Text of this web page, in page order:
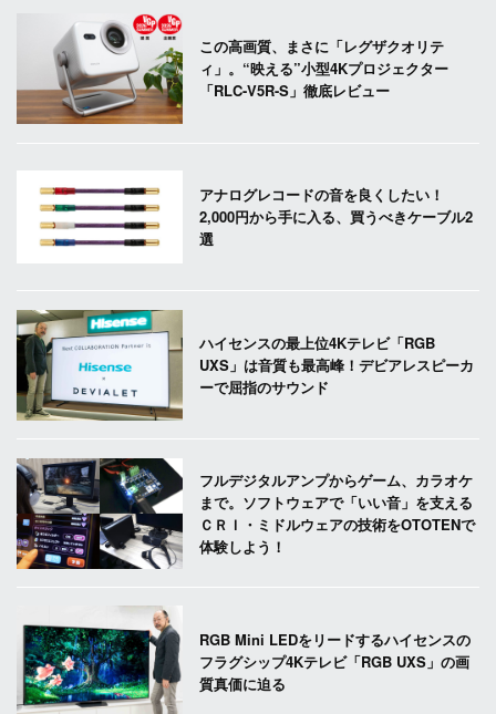
この高画質、まさに「レグザクオリテ
ィ」。“映える”小型4Kプロジェクター
「RLC-V5R-S」徹底レビュー
アナログレコードの音を良くしたい！
2,000円から手に入る、買うべきケーブル2
選
ハイセンスの最上位4Kテレビ「RGB
UXS」は音質も最高峰！デビアレスピーカ
ーで屈指のサウンド
フルデジタルアンプからゲーム、カラオケ
まで。ソフトウェアで「いい音」を支える
ＣＲＩ・ミドルウェアの技術をOTOTENで
体験しよう！
RGB Mini LEDをリードするハイセンスの
フラグシップ4Kテレビ「RGB UXS」の画
質真価に迫る